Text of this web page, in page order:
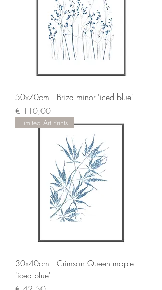
50x70cm | Briza minor 'iced blue'
Prijs
€ 110,00
Limited Art Prints
30x40cm | Crimson Queen maple
'iced blue'